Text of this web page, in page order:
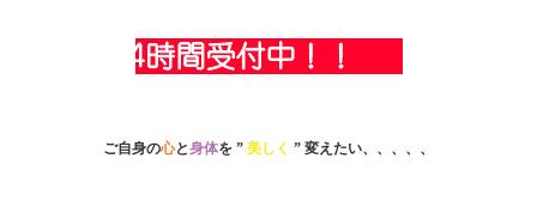
ご自身の心と身体を ” 美しく ” 変えたい、、、、、